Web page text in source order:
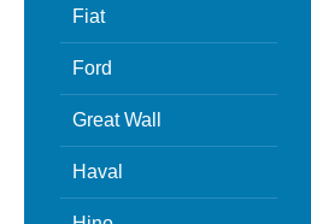
Fiat
Ford
Great Wall
Haval